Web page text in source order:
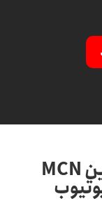
چرا زیگ‌زاگ‌نتورک بهترین MCN